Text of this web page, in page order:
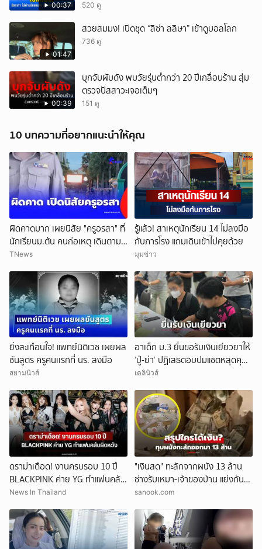
00:37 520 ดู
01:47
สวยสมมง! เปิดชุด “ลิซ่า ลลิษา” เข้าดูบอลโลก
736 ดู
00:39
บุกจับผับดัง พบวัยรุ่นต่ำกว่า 20 ปีเกลื่อนร้าน สุ่ม
ตรวจปัสสาวะเจอเต็มๆ
151 ดู
10 บทความที่อยากแนะนำให้คุณ
ผิดคาดมาก เผยนิสัย "ครูอรสา" ที่
นักเรียนม.ต้น คนก่อเหตุ เดินตาม
หา
TNews
รู้แล้ว! สาเหตุนักเรียน 14 ไม่ลงมือ
กับภารโรง แถมเดินเข้าไปคุยด้วย
มุมข่าว
ยิ่งสะเทือนใจ! แพทย์นิติเวช เผยผล
ชันสูตร ครูคนเเรกที่ นร. ลงมือ
สยามนิวส์
อาเด็ก ม.3 ยื่นขอรับเงินเยียวยาให้
‘ปู่-ย่า’ ปฏิเสธตอบปมแชตหลุดคุย
แม่ ‘ถูกกลั่นแกล้ง’
เดลินิวส์
ดราม่าเดือด! งานครบรอบ 10 ปี
BLACKPINK ค่าย YG ทำแฟนคลับ
ผิดหวัง
News In Thailand
"เงินสด" ทะลักจากผนัง 13 ล้าน
ช่างรับเหมา-เจ้าของบ้าน แย่งกัน
วุ่น สุดท้ายศาลตัดสินให้ใคร?!
sanook.com